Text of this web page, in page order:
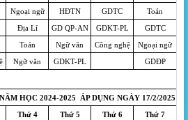
Ngoại ngữ HĐTN GDTC
Toán
Địa Lí GD QP-AN GDKT-PL
GDTC
Toán Ngữ văn Công nghệ
Ngoại ngữ
Ngữ văn GDKT-PL GDĐP
HỌC 2024-2025 ÁP DỤNG NGÀY 17/2/2025
Thứ 4 Thứ 5 Thứ 6 Thứ 7